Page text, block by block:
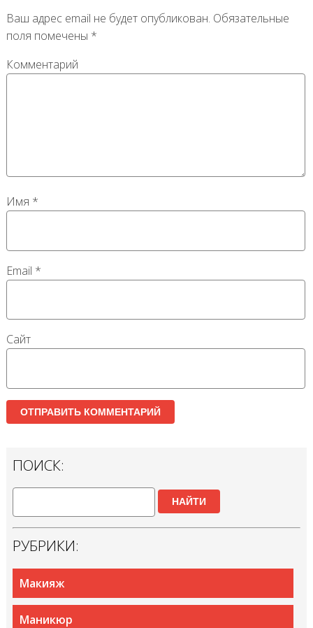
Ваш адрес email не будет опубликован. Обязательные
поля помечены *
Комментарий
Имя *
Email *
Сайт
ПОИСК:
НАЙТИ
РУБРИКИ:
Макияж
Маникюр